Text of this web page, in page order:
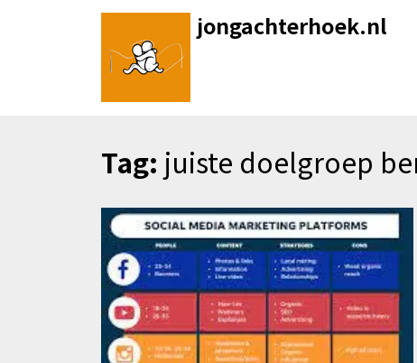
jongachterhoek.nl
Tag: juiste doelgroep